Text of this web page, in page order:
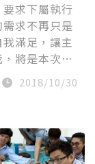
求下屬執行
求不再只是
滿足，讓主
，將是本次…
2018/10/30